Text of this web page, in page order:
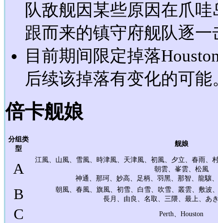
队敌舰因某些原因在爪
跟而来的镇守府舰队逐
目前期间限定掉落
后续该掉落有变化的可能
倍卡舰娘
分组类
型
舰娘
A
江風、山風、雪風、時津風、天津風、初風、夕立、春雨、
朝雲、峯雲、松風
神通、那珂、妙高、足柄、羽黑、那智、龍驤
B
朝風、春風、旗風、初雪、白雪、吹雪、叢雲、敷波
長月、由良、名取、三隈、最上、あ
C Perth、Houston